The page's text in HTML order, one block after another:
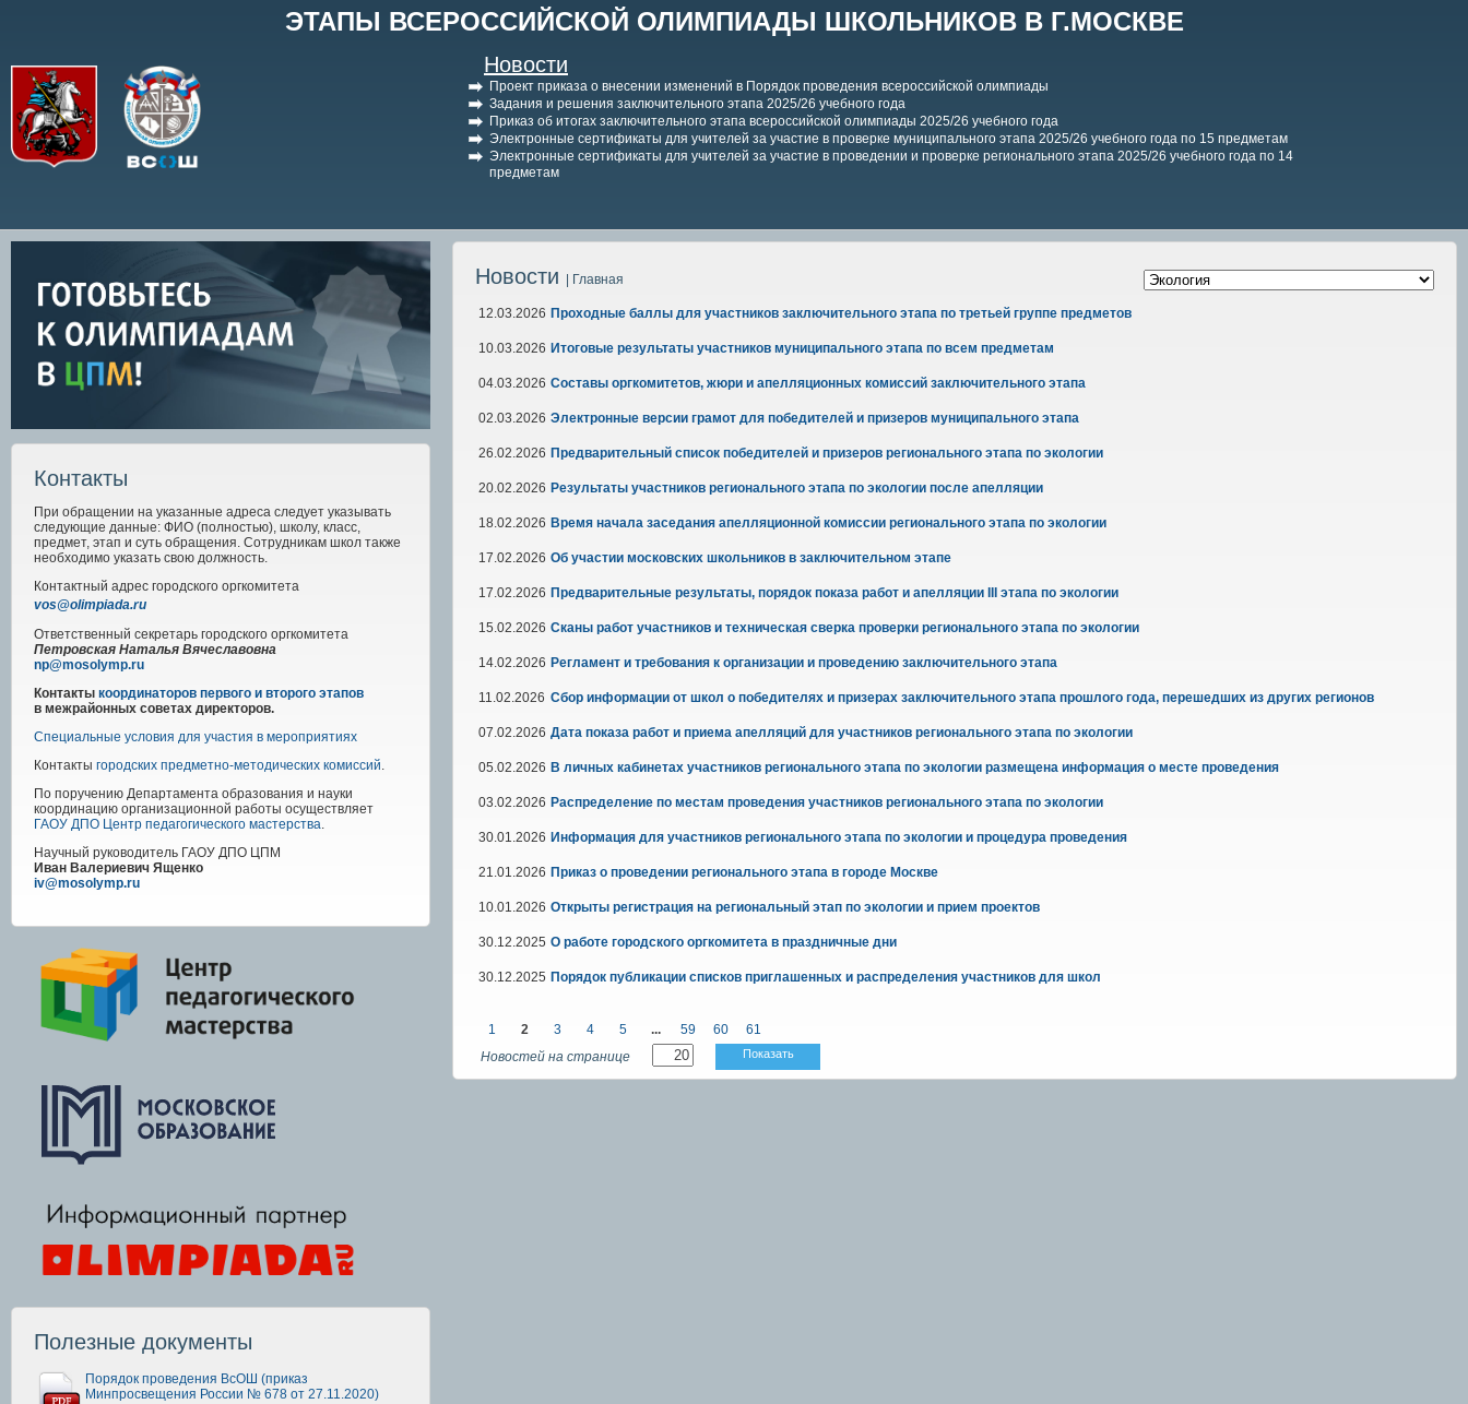
ЭТАПЫ ВСЕРОССИЙСКОЙ ОЛИМПИАДЫ ШКОЛЬНИКОВ В Г.МОСКВЕ
Новости
Проект приказа о внесении изменений в Порядок проведения всероссийской олимпиады
Задания и решения заключительного этапа 2025/26 учебного года
Приказ об итогах заключительного этапа всероссийской олимпиады 2025/26 учебного года
Электронные сертификаты для учителей за участие в проверке муниципального этапа 2025/26 учебного года по 15 предметам
Электронные сертификаты для учителей за участие в проведении и проверке регионального этапа 2025/26 учебного года по 14
предметам
Контакты
При обращении на указанные адреса следует указывать
следующие данные: ФИО (полностью), школу, класс,
предмет, этап и суть обращения. Сотрудникам школ также
необходимо указать свою должность.
Контактный адрес городского оргкомитета
vos@olimpiada.ru
Ответственный секретарь городского оргкомитета
Петровская Наталья Вячеславовна
np@mosolymp.ru
Контакты координаторов первого и второго этапов
в межрайонных советах директоров.
Специальные условия для участия в мероприятиях
Контакты городских предметно-методических комиссий.
По поручению Департамента образования и науки
координацию организационной работы осуществляет
ГАОУ ДПО Центр педагогического мастерства.
Научный руководитель ГАОУ ДПО ЦПМ
Иван Валериевич Ященко
iv@mosolymp.ru
Полезные документы
Порядок проведения ВсОШ (приказ
Минпросвещения России № 678 от 27.11.2020)
Новости | Главная
12.03.2026 Проходные баллы для участников заключительного этапа по третьей группе предметов
10.03.2026 Итоговые результаты участников муниципального этапа по всем предметам
04.03.2026 Составы оргкомитетов, жюри и апелляционных комиссий заключительного этапа
02.03.2026 Электронные версии грамот для победителей и призеров муниципального этапа
26.02.2026 Предварительный список победителей и призеров регионального этапа по экологии
20.02.2026 Результаты участников регионального этапа по экологии после апелляции
18.02.2026 Время начала заседания апелляционной комиссии регионального этапа по экологии
17.02.2026 Об участии московских школьников в заключительном этапе
17.02.2026 Предварительные результаты, порядок показа работ и апелляции III этапа по экологии
15.02.2026 Сканы работ участников и техническая сверка проверки регионального этапа по экологии
14.02.2026 Регламент и требования к организации и проведению заключительного этапа
11.02.2026 Сбор информации от школ о победителях и призерах заключительного этапа прошлого года, перешедших из других регионов
07.02.2026 Дата показа работ и приема апелляций для участников регионального этапа по экологии
05.02.2026 В личных кабинетах участников регионального этапа по экологии размещена информация о месте проведения
03.02.2026 Распределение по местам проведения участников регионального этапа по экологии
30.01.2026 Информация для участников регионального этапа по экологии и процедура проведения
21.01.2026 Приказ о проведении регионального этапа в городе Москве
10.01.2026 Открыты регистрация на региональный этап по экологии и прием проектов
30.12.2025 О работе городского оргкомитета в праздничные дни
30.12.2025 Порядок публикации списков приглашенных и распределения участников для школ
1 2 3 4 5 ... 59 60
61
Новостей на странице
Показать